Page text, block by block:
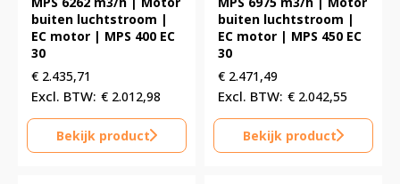
buiten luchtstroom |
EC motor | MPS 400 EC
30
€ 2.435,71
€ 2.012,98
Bekijk product
buiten luchtstroom |
EC motor | MPS 450 EC
30
€ 2.471,49
€ 2.042,55
Bekijk product